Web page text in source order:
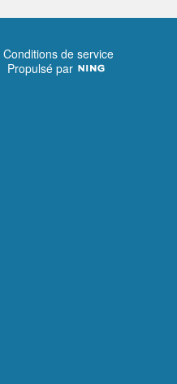
Conditions de service
Propulsé par